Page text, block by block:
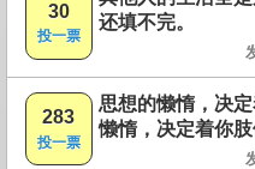
30
投一票
还填不完。
283
投一票
思想的懒惰，决
懒惰，决定着你肢